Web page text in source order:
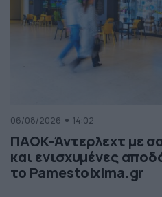
06/08/2026 14:02
ΠΑΟΚ-Άντερλεχτ με
και ενισχυμένες
το Pamestoixima.gr